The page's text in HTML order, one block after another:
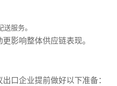
服务。
影响整体供应链表现。
口企业提前做好以下准备：